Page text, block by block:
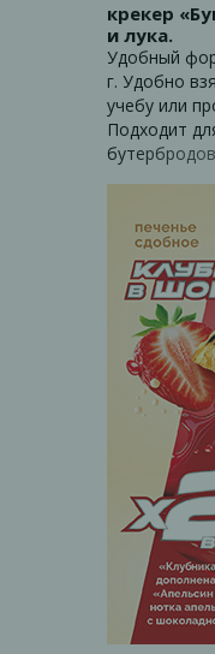
крекер
и лука.
Удобный
г. Удобно
учебу или
Подходит
бутербродов
лука -
покупателей